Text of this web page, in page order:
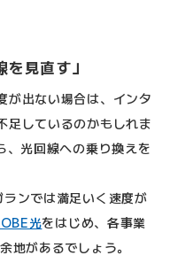
見直す」
が出ない場合は、インタ
足しているのかもしれま
光回線への乗り換えを
ンでは満足いく速度が
光をはじめ、各事業
地があるでしょう。